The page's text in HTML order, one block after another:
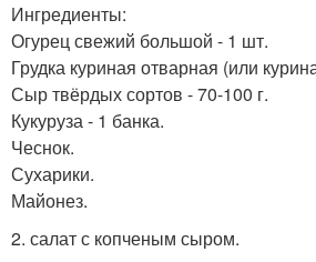
Ингредиенты:
Огурец свежий большой - 1 шт.
Грудка куриная отварная (или
Сыр твёрдых сортов - 70-100 г.
Кукуруза - 1 банка.
Чеснок.
Сухарики.
Майонез.
2. салат с копченым сыром.